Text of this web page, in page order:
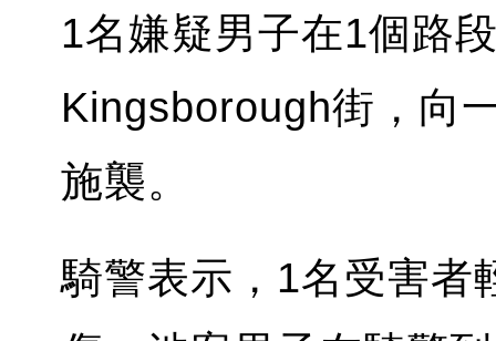
1名嫌疑男子在1個路
Kingsborough街，向
施襲。
騎警表示，1名受害者